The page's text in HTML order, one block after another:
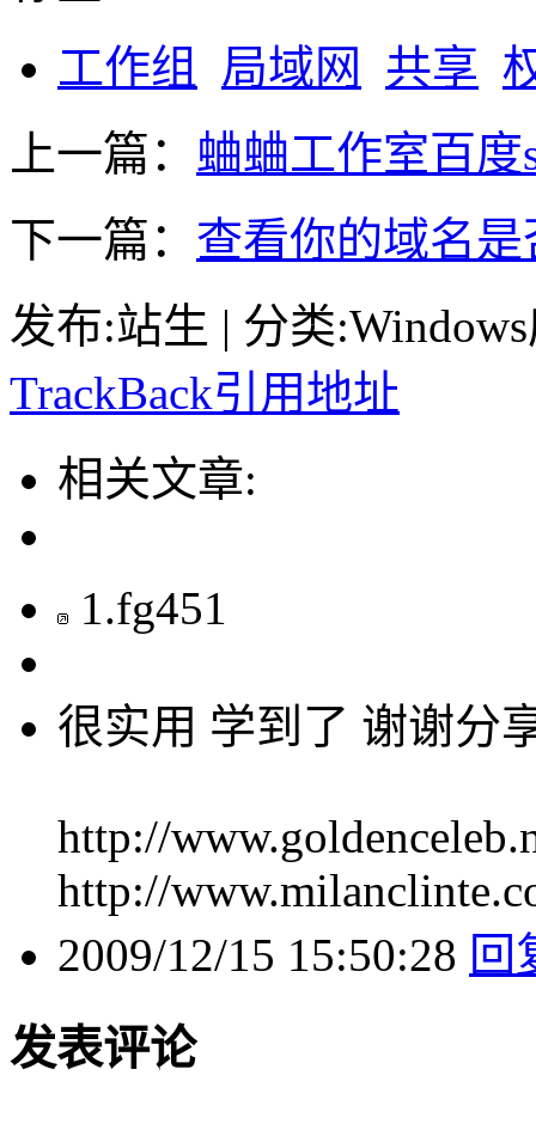
工作组
局域网 共享
上一篇： 蛐蛐工作室百
下一篇： 查看你的域名
发布:站生 | 分类
TrackBack引用地址
相关文章:
1.fg451
很实用 学到了 谢谢分
http://
http://
2009/12/15 15:50:28 回
发表评论